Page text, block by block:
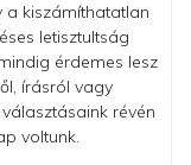
a kiszámíthatatlan
letisztultság
érdemes lesz
írásról vagy
révén
voltunk.